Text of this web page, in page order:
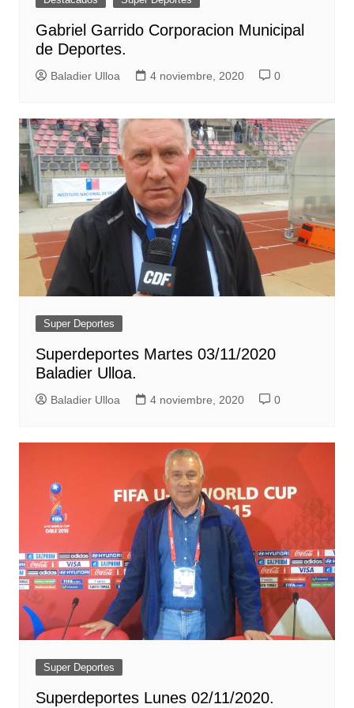
Gabriel Garrido Corporacion Municipal
de Deportes.
Baladier Ulloa 4 noviembre, 2020 0
Super Deportes
Superdeportes Martes 03/11/2020
Baladier Ulloa.
Baladier Ulloa 4 noviembre, 2020 0
Super Deportes
Superdeportes Lunes 02/11/2020.